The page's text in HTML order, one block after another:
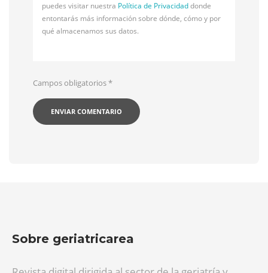
puedes visitar nuestra Política de Privacidaddonde
entontarás más información sobre dónde, cómo y por
qué almacenamos sus datos.
Campos obligatorios*
Sobre geriatricarea